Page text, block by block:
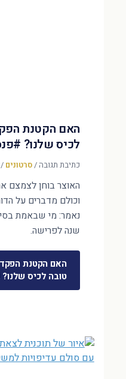
האם הקטנת
לכיס שלנו?
כתיבת תגובה/סרטונים /
האוצר בוחן לצמצם
וכולם מדברים על
שנה לפרישה.
האם הקטנת
טובה לכיס